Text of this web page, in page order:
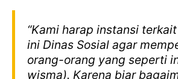
“Kami harap instansi
ini Dinas Sosial agar
orang-orang yang seperti
wisma). Karena biar